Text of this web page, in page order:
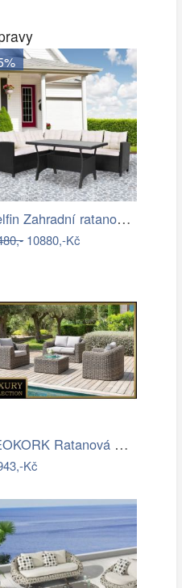
Melfin Zahradní ratanová sestava…
10880,-Kč
DEOKORK Ratanová modulová sestava…
Kč